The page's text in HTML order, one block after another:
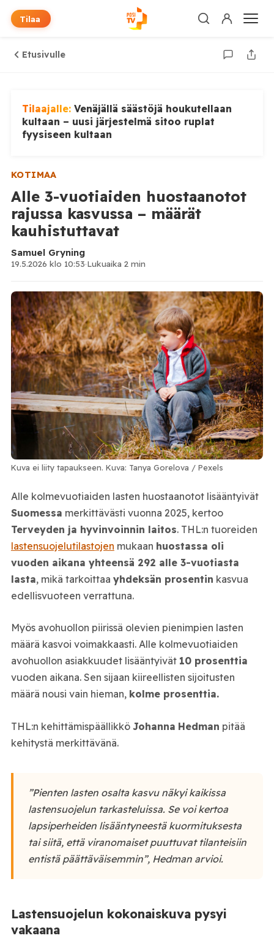
Tilaa
Etusivulle
Tilaajalle: Venäjällä säästöjä houkutellaan
kultaan – uusi järjestelmä sitoo ruplat
fyysiseen kultaan
KOTIMAA
Alle 3-vuotiaiden huostaanotot
rajussa kasvussa – määrät
kauhistuttavat
Samuel Gryning
19.5.2026 klo 10:53·Lukuaika 2 min
Kuva ei liity tapaukseen. Kuva: Tanya Gorelova / Pexels
Alle kolmevuotiaiden lasten huostaanotot lisääntyivät
Suomessa merkittävästi vuonna 2025, kertoo
Terveyden ja hyvinvoinnin laitos. THL:n tuoreiden
lastensuojelutilastojen mukaan huostassa oli
vuoden aikana yhteensä 292 alle 3-vuotiasta
lasta, mikä tarkoittaa yhdeksän prosentin kasvua
edellisvuoteen verrattuna.
Myös avohuollon piirissä olevien pienimpien lasten
määrä kasvoi voimakkaasti. Alle kolmevuotiaiden
avohuollon asiakkuudet lisääntyivät 10 prosenttia
vuoden aikana. Sen sijaan kiireellisten sijoitusten
määrä nousi vain hieman, kolme prosenttia.
THL:n kehittämispäällikkö Johanna Hedman pitää
kehitystä merkittävänä.
”Pienten lasten osalta kasvu näkyi kaikissa
lastensuojelun tarkasteluissa. Se voi kertoa
lapsiperheiden lisääntyneestä kuormituksesta
tai siitä, että viranomaiset puuttuvat tilanteisiin
entistä päättäväisemmin”, Hedman arvioi.
Lastensuojelun kokonaiskuva pysyi
vakaana